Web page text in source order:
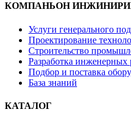
КОМПАНЬОН
Услуги генерального
Проектирование
Строительство
Разработка инженерных
Подбор и поставка
База знаний
КАТАЛОГ